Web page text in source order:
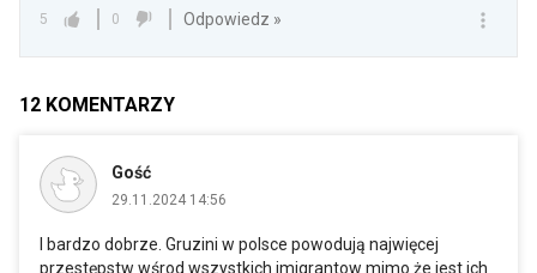
5 0 Odpowiedz »
12 KOMENTARZY
Gość
29.11.2024 14:56
I bardzo dobrze. Gruzini w polsce powodują najwięcej
przestępstw wśrod wszystkich imigrantow mimo że jest ich